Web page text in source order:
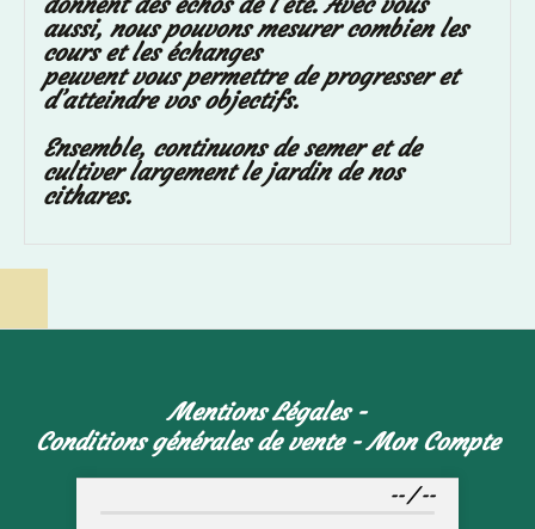
aussi, nous pouvons mesurer combien les
cours et les échanges
peuvent vous permettre de progresser et
d’atteindre vos objectifs.
Ensemble, continuons de semer et de
cultiver largement le jardin de nos
cithares.
Mentions Légales
Conditions générales de vente
Mon Compte
-- /--